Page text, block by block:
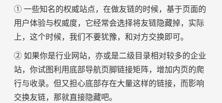
① 一些知名的权威站点，在做友链的时候，基于页面的
用户体验与权威度，它经常会选择将友链隐藏掉，实际
上，这个时候，我们不要犹豫，和对方交换即可。
② 如果你是行业网站，亦或是二级目录相对较多的企业
站，你试图利用底部导航页脚链接矩阵，增加内页的爬
行与收录。但又担心底部存在大量这样的链接，而影响
交换友链，那就直接隐藏吧。